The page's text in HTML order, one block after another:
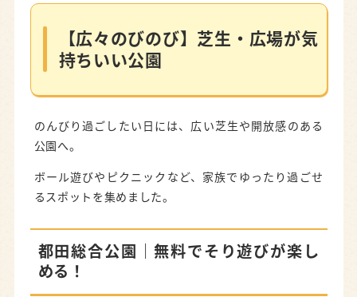
【広々のびのび】芝生・広場が気
持ちいい公園
のんびり過ごしたい日には、広い芝生や開放感のある
公園へ。
ボール遊びやピクニックなど、家族でゆったり過ごせ
るスポットを集めました。
都田総合公園
｜無料でそり遊びが楽し
める！